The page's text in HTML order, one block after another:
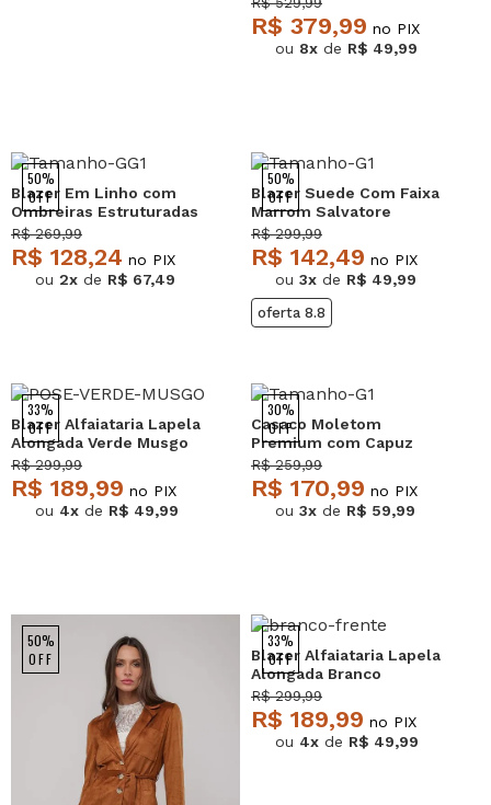
R$ 379,99 no PIX
ou 8x de R$ 49,99
50%
OFF
Blazer Em Linho com
Ombreiras Estruturadas
Bordô Salvatore
R$ 269,99
R$ 128,24 no PIX
ou 2x de R$ 67,49
50%
OFF
Blazer Suede Com Faixa
Marrom Salvatore
R$ 299,99
R$ 142,49 no PIX
ou 3x de R$ 49,99
oferta 8.8
33%
OFF
Blazer Alfaiataria Lapela
Alongada Verde Musgo
Salvatore
R$ 299,99
R$ 189,99 no PIX
ou 4x de R$ 49,99
30%
OFF
Casaco Moletom
Premium com Capuz
Preto Salvatore
R$ 259,99
R$ 170,99 no PIX
ou 3x de R$ 59,99
50%
OFF
33%
OFF
Blazer Alfaiataria Lapela
Alongada Branco
Salvatore
R$ 299,99
R$ 189,99 no PIX
ou 4x de R$ 49,99